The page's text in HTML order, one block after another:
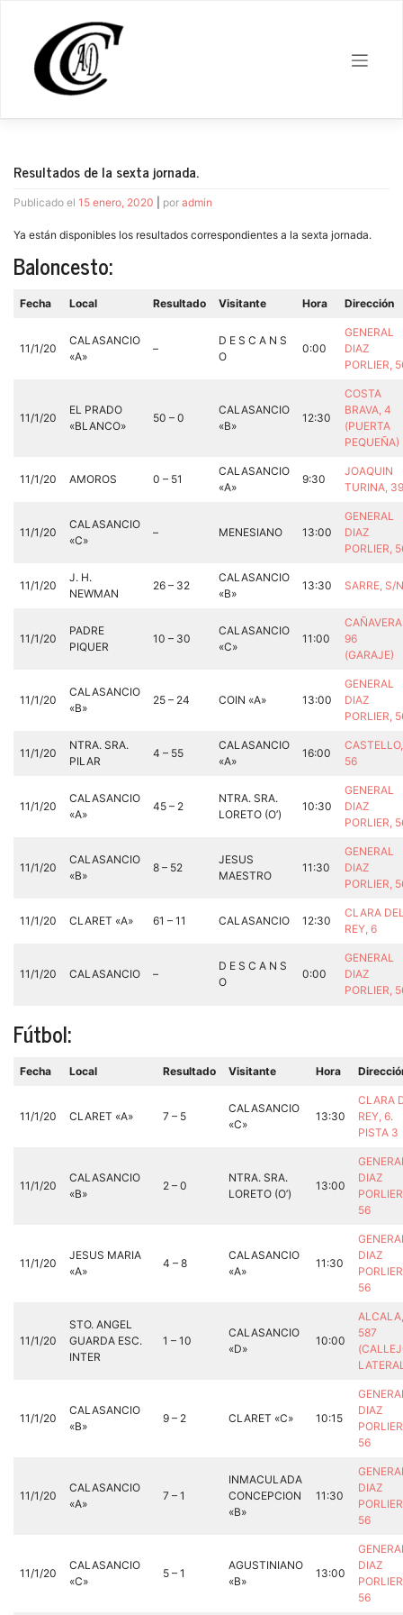
contenido
Resultados de la sexta jornada.
Publicado el 15 enero, 2020 por admin
Ya están disponibles los resultados correspondientes a la sexta jornada.
Baloncesto:
Fecha Local Resultado Visitante Hora Dirección
11/1/20
CALASANCIO
«A»
–
D E S C A N S
O
0:00
GENERAL
DIAZ
PORLIER,
11/1/20
EL PRADO
«BLANCO»
50 – 0
CALASANCIO
«B»
12:30
COSTA
BRAVA, 4
(PUERTA
PEQUEÑA)
11/1/20 AMOROS 0 – 51
CALASANCIO
«A»
9:30
JOAQUIN
TURINA,
11/1/20
CALASANCIO
«C»
– MENESIANO 13:00
GENERAL
DIAZ
PORLIER,
11/1/20
J. H.
NEWMAN
26 – 32
CALASANCIO
«B»
13:30 SARRE, S/
11/1/20
PADRE
PIQUER
10 – 30
CALASANCIO
«C»
11:00
96
(GARAJE)
11/1/20
CALASANCIO
«B»
25 – 24 COIN «A» 13:00
GENERAL
DIAZ
PORLIER,
11/1/20
NTRA. SRA.
PILAR
4 – 55
CALASANCIO
«A»
16:00
CASTELLO,
56
11/1/20
CALASANCIO
«A»
45 – 2
NTRA. SRA.
LORETO (O’)
10:30
GENERAL
DIAZ
PORLIER,
11/1/20
CALASANCIO
«B»
8 – 52
JESUS
MAESTRO
11:30
GENERAL
DIAZ
PORLIER,
11/1/20 CLARET «A» 61 – 11 CALASANCIO 12:30
CLARA
REY, 6
11/1/20 CALASANCIO –
D E S C A N S
O
0:00
GENERAL
DIAZ
PORLIER,
Fútbol:
Fecha Local Resultado Visitante Hora
11/1/20 CLARET «A» 7 – 5
CALASANCIO
«C»
13:30
CLARA
REY, 6.
PISTA 3
11/1/20
CALASANCIO
«B»
2 – 0
NTRA. SRA.
LORETO (O’)
13:00
DIAZ
56
11/1/20
JESUS MARIA
«A»
4 – 8
CALASANCIO
«A»
11:30
DIAZ
56
11/1/20
STO. ANGEL
GUARDA ESC.
INTER
1 – 10
CALASANCIO
«D»
10:00
ALCALA,
587
11/1/20
CALASANCIO
«B»
9 – 2 CLARET «C» 10:15
DIAZ
56
11/1/20
CALASANCIO
«A»
7 – 1
INMACULADA
CONCEPCION
«B»
11:30
DIAZ
56
11/1/20
CALASANCIO
«C»
5 – 1
AGUSTINIANO
«B»
13:00
DIAZ
56